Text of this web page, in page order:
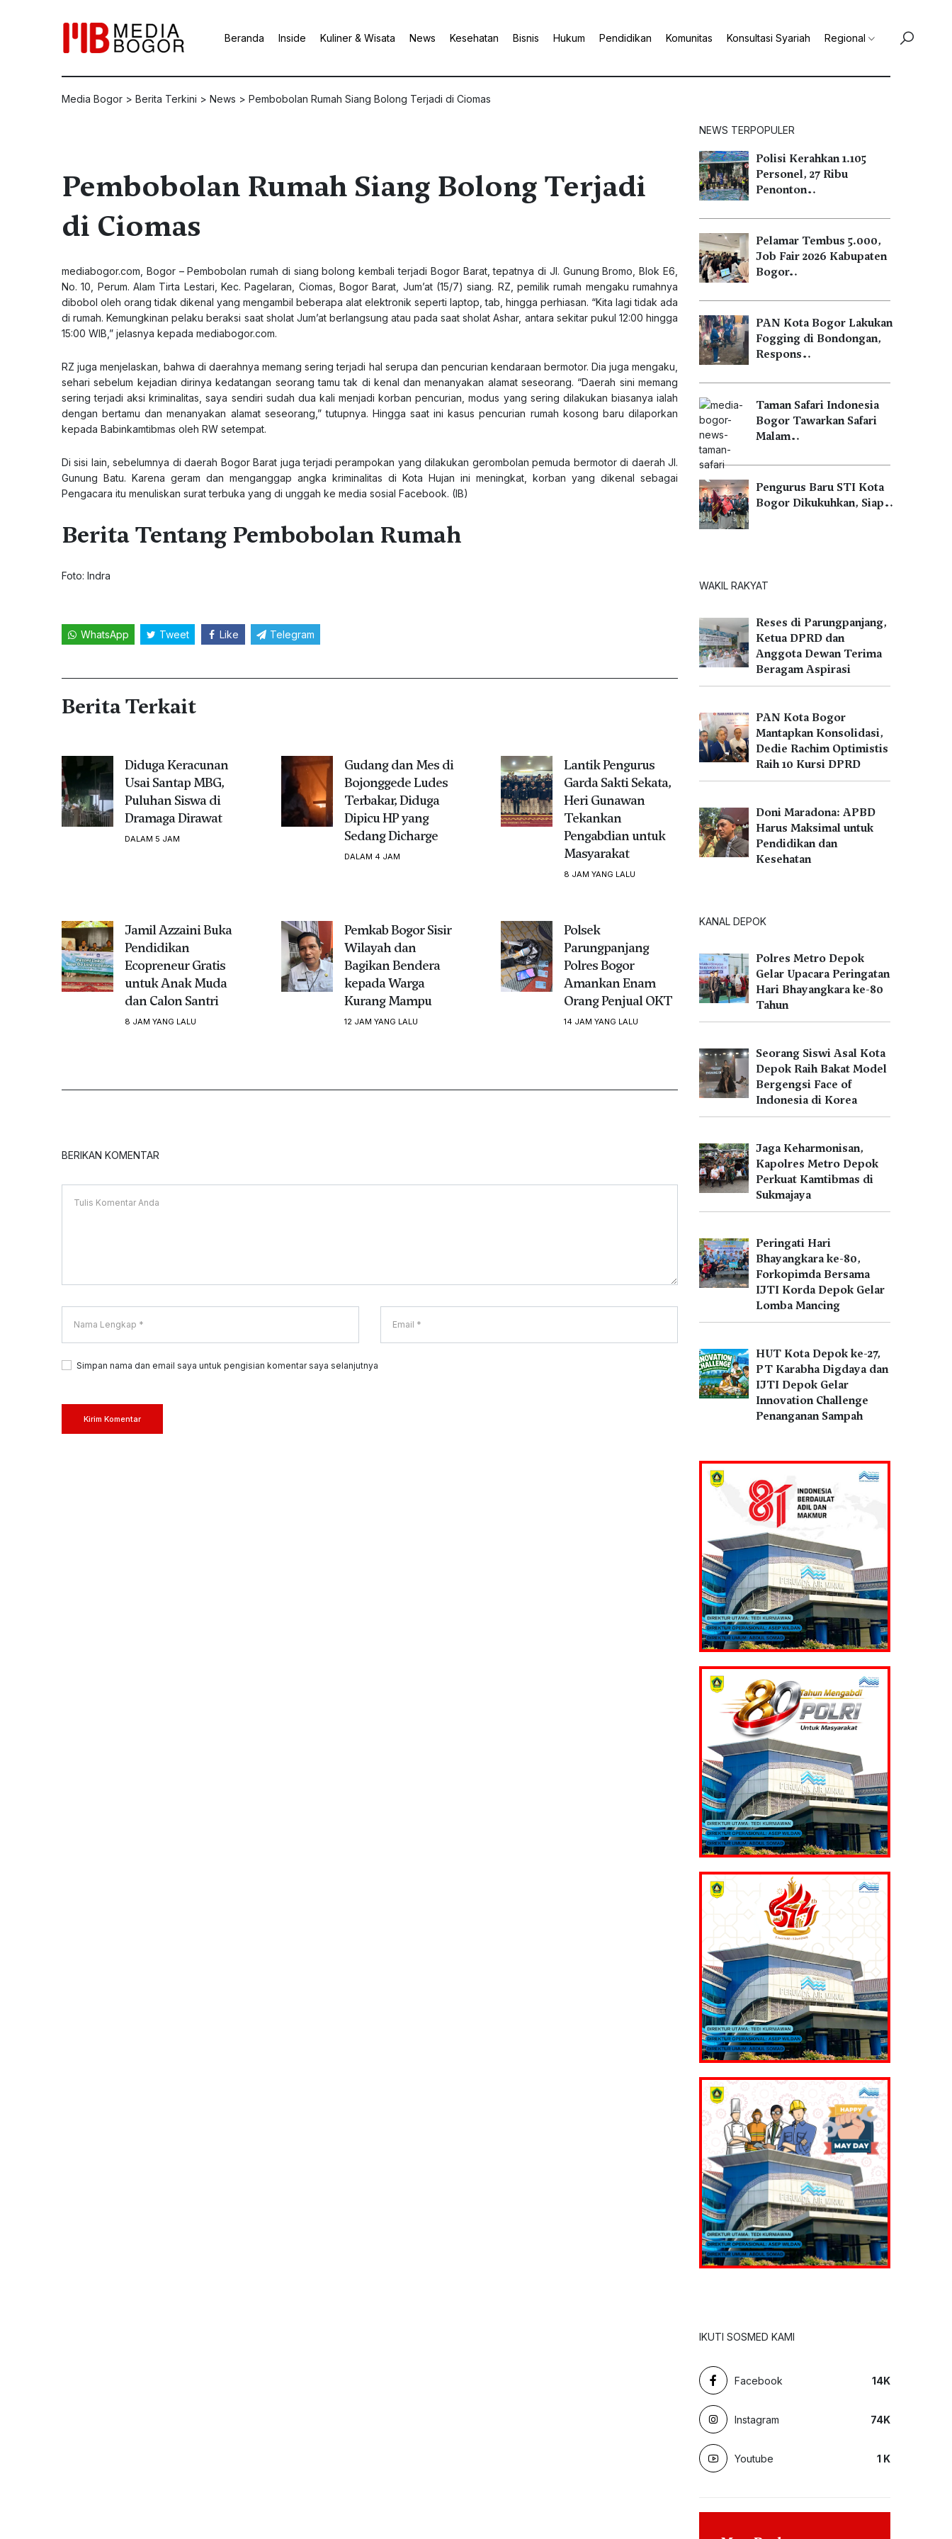
Beranda Inside Kuliner & Wisata News Kesehatan Bisnis Hukum Pendidikan Komunitas Konsultasi Syariah Regional
Media Bogor > Berita Terkini > News > Pembobolan Rumah Siang Bolong Terjadi di Ciomas
Pembobolan Rumah Siang Bolong Terjadi
di Ciomas
mediabogor.com , Bogor – Pembobolan rumah di siang bolong kembali terjadi Bogor Barat, tepatnya di Jl. Gunung Bromo, Blok E6,
No. 10, Perum. Alam Tirta Lestari, Kec. Pagelaran, Ciomas, Bogor Barat, Jum’at (15/7) siang. RZ, pemilik rumah mengaku rumahnya
dibobol oleh orang tidak dikenal yang mengambil beberapa alat elektronik seperti laptop, tab, hingga perhiasan. “Kita lagi tidak ada
di rumah. Kemungkinan pelaku beraksi saat sholat Jum’at berlangsung atau pada saat sholat Ashar, antara sekitar pukul 12:00 hingga
15:00 WIB,” jelasnya kepada mediabogor.com.
RZ juga menjelaskan, bahwa di daerahnya memang sering terjadi hal serupa dan pencurian kendaraan bermotor. Dia juga mengaku,
sehari sebelum kejadian dirinya kedatangan seorang tamu tak di kenal dan menanyakan alamat seseorang. “Daerah sini memang
sering terjadi aksi kriminalitas, saya sendiri sudah dua kali menjadi korban pencurian, modus yang sering dilakukan biasanya ialah
dengan bertamu dan menanyakan alamat seseorang,” tutupnya. Hingga saat ini kasus pencurian rumah kosong baru dilaporkan
kepada Babinkamtibmas oleh RW setempat.
Di sisi lain, sebelumnya di daerah Bogor Barat juga terjadi perampokan yang dilakukan gerombolan pemuda bermotor di daerah Jl.
Gunung Batu. Karena geram dan menganggap angka kriminalitas di Kota Hujan ini meningkat, korban yang dikenal sebagai
Pengacara itu menuliskan surat terbuka yang di unggah ke media sosial Facebook. (IB)
Berita Tentang Pembobolan Rumah
Foto: Indra
WhatsApp Tweet Like Telegram
Berita Terkait
Diduga Keracunan
Usai Santap MBG,
Puluhan Siswa di
Dramaga Dirawat
DALAM 5 JAM
Gudang dan Mes di
Bojonggede Ludes
Terbakar, Diduga
Dipicu HP yang
Sedang Dicharge
DALAM 4 JAM
Lantik Pengurus
Garda Sakti Sekata,
Heri Gunawan
Tekankan
Pengabdian untuk
Masyarakat
8 JAM YANG LALU
Jamil Azzaini Buka
Pendidikan
Ecopreneur Gratis
untuk Anak Muda
dan Calon Santri
8 JAM YANG LALU
Pemkab Bogor Sisir
Wilayah dan
Bagikan Bendera
kepada Warga
Kurang Mampu
12 JAM YANG LALU
Polsek
Parungpanjang
Polres Bogor
Amankan Enam
Orang Penjual OKT
14 JAM YANG LALU
BERIKAN KOMENTAR
Simpan nama dan email saya untuk pengisian komentar saya selanjutnya
Kirim Komentar
NEWS TERPOPULER
Polisi Kerahkan 1.105
Personel, 27 Ribu
Penonton…
Pelamar Tembus 5.000,
Job Fair 2026 Kabupaten
Bogor…
PAN Kota Bogor Lakukan
Fogging di Bondongan,
Respons…
Taman Safari Indonesia
Bogor Tawarkan Safari
Malam…
Pengurus Baru STI Kota
Bogor Dikukuhkan, Siap…
WAKIL RAKYAT
Reses di Parungpanjang,
Ketua DPRD dan
Anggota Dewan Terima
Beragam Aspirasi
PAN Kota Bogor
Mantapkan Konsolidasi,
Dedie Rachim Optimistis
Raih 10 Kursi DPRD
Doni Maradona: APBD
Harus Maksimal untuk
Pendidikan dan
Kesehatan
KANAL DEPOK
Polres Metro Depok
Gelar Upacara Peringatan
Hari Bhayangkara ke-80
Tahun
Seorang Siswi Asal Kota
Depok Raih Bakat Model
Bergengsi Face of
Indonesia di Korea
Jaga Keharmonisan,
Kapolres Metro Depok
Perkuat Kamtibmas di
Sukmajaya
Peringati Hari
Bhayangkara ke-80,
Forkopimda Bersama
IJTI Korda Depok Gelar
Lomba Mancing
HUT Kota Depok ke-27,
PT Karabha Digdaya dan
IJTI Depok Gelar
Innovation Challenge
Penanganan Sampah
IKUTI SOSMED KAMI
Facebook 14K
Instagram 74K
Youtube 1 K